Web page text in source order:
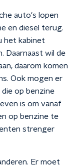
auto's lopen
en diesel terug.
het kabinet
Daarnaast wil de
daarom komen
Ook mogen er
op benzine
is om vanaf
op benzine te
strenger
Er moet